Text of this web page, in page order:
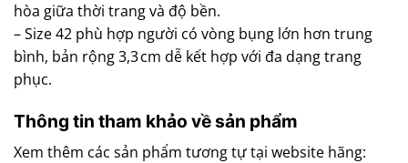
hòa giữa thời trang và độ bền.
– Size 42 phù hợp người có vòng bụng lớn hơn trung
bình, bản rộng 3,3 cm dễ kết hợp với đa dạng trang
phục.
Thông tin tham khảo về sản phẩm
Xem thêm các sản phẩm tương tự tại website hãng: